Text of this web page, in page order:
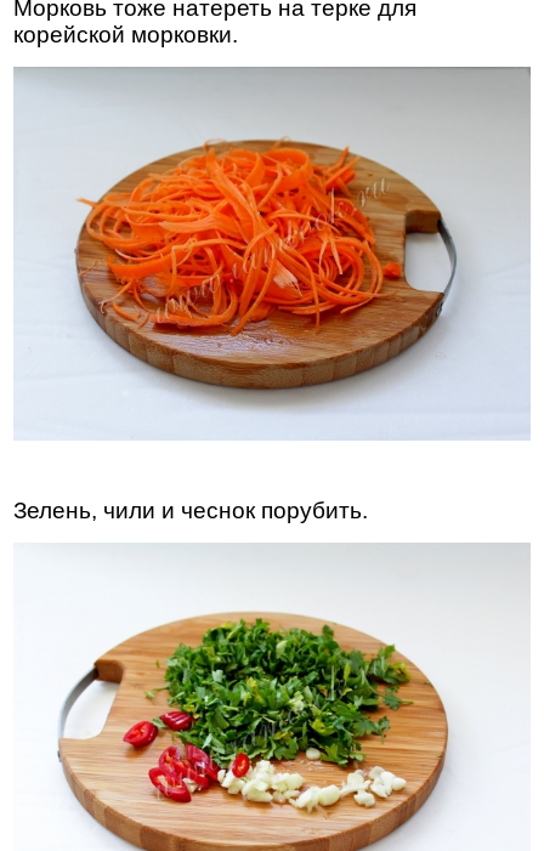
Морковь тоже натереть на терке для
корейской морковки.
Зелень, чили и чеснок порубить.